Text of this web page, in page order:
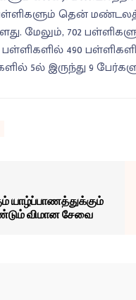
தென்
மேலும், 702
பள்ளிகளில் 490
5ல் இருந்து 9
யாழ்ப்பாணத்துக்கும்
விமான சேவை